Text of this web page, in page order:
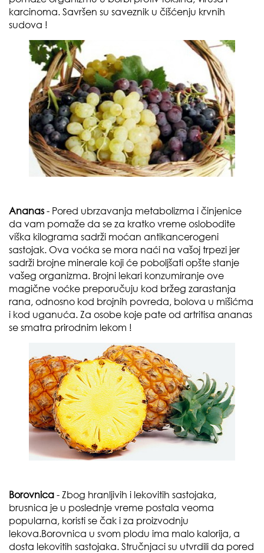
karcinoma. Savršen su saveznik u čišćenju krvnih
sudova !
Ananas - Pored ubrzavanja metabolizma i činjenice
da vam pomaže da se za kratko vreme oslobodite
viška kilograma sadrži moćan antikancerogeni
sastojak. Ova voćka se mora naći na vašoj trpezi jer
sadrži brojne minerale koji će poboljšati opšte stanje
vašeg organizma. Brojni lekari konzumiranje ove
magične voćke preporučuju kod bržeg zarastanja
rana, odnosno kod brojnih povreda, bolova u mišićma
i kod uganuća. Za osobe koje pate od artritisa ananas
se smatra prirodnim lekom !
Borovnica - Zbog hranljivih i lekovitih sastojaka,
brusnica je u poslednje vreme postala veoma
popularna, koristi se čak i za proizvodnju
lekova.Borovnica u svom plodu ima malo kalorija, a
dosta lekovitih sastojaka. Stručnjaci su utvrdili da pored